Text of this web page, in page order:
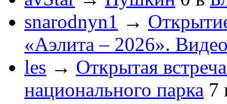
snarodnyn1 →
«Аэлита – 2026».
les → Открытая
национального парка 7